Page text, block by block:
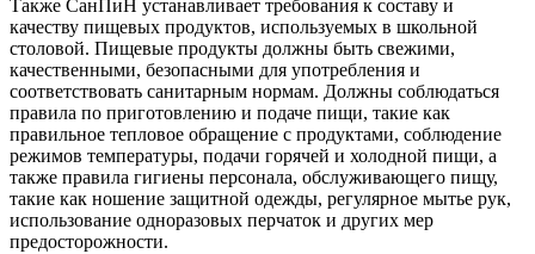
Также СанПиН устанавливает требования к составу и
качеству пищевых продуктов, используемых в школьной
столовой. Пищевые продукты должны быть свежими,
качественными, безопасными для употребления и
соответствовать санитарным нормам. Должны соблюдаться
правила по приготовлению и подаче пищи, такие как
правильное тепловое обращение с продуктами, соблюдение
режимов температуры, подачи горячей и холодной пищи, а
также правила гигиены персонала, обслуживающего пищу,
такие как ношение защитной одежды, регулярное мытье рук,
использование одноразовых перчаток и других мер
предосторожности.